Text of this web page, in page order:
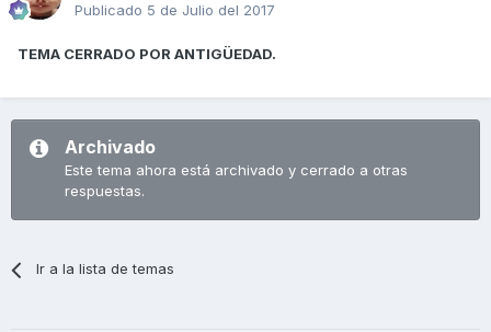
Publicado 5 de Julio del 2017
TEMA CERRADO POR ANTIGÜEDAD.
Archivado
Este tema ahora está archivado y cerrado a otras
respuestas.
Ir a la lista de temas